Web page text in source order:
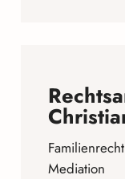
Mediation